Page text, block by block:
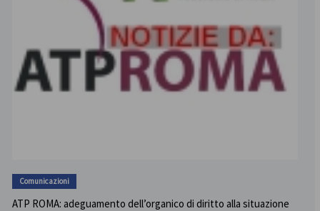
Comunicazioni
ATP ROMA: adeguamento dell’organico di diritto alla situazione